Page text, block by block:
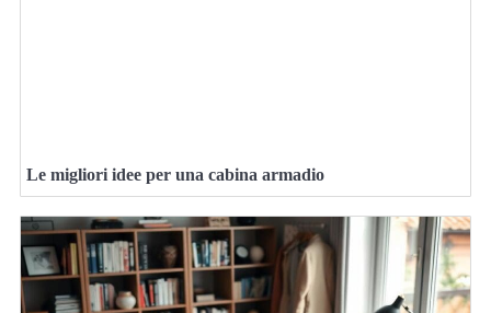
Le migliori idee per una cabina armadio